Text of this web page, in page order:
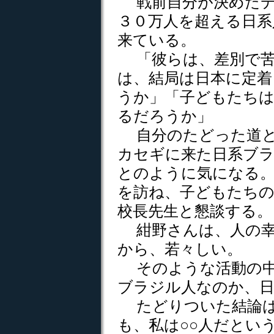
３０万人を超える日
来ている。
「彼らは、差別で
は、結局は日本に定
うか」「子どもたち
るだろうか」
自分のたどった道
カセギに来た日系ブ
とのように気になる
を訪ね、子どもたち
校長先生と懇談する。
紺野さんは、人の
から、若々しい。
そのような活動の
ブラジル人なのか、
たどりついた結論
も、私は○○人だとい